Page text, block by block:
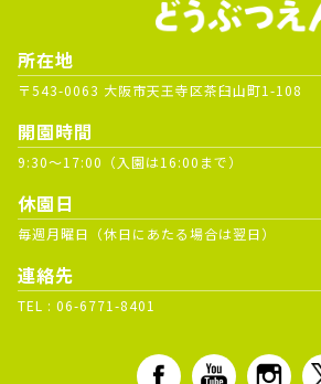
所在地
〒543-0063 大阪市天王寺区茶臼山町1-108
開園時間
9:30～17:00（入園は16:00まで）
休園日
毎週月曜日（休日にあたる場合は翌日）
連絡先
TEL : 06-6771-8401